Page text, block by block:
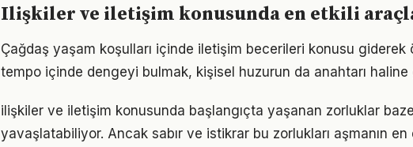
Ilişkiler ve iletişim konusunda en etkili
Çağdaş yaşam koşulları içinde iletişim becerileri konusu giderek
tempo içinde dengeyi bulmak, kişisel huzurun da anahtarı haline
ilişkiler ve iletişim konusunda başlangıçta yaşanan zorluklar
yavaşlatabiliyor. Ancak sabır ve istikrar bu zorlukları aşmanın en